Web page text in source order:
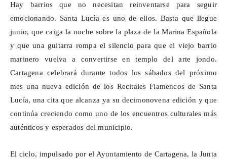
Hay barrios que no necesitan reinventarse para seguir
emocionando. Santa Lucía es uno de ellos. Basta que llegue
junio, que caiga la noche sobre la plaza de la Marina Española
y que una guitarra rompa el silencio para que el viejo barrio
marinero vuelva a convertirse en templo del arte jondo.
Cartagena celebrará durante todos los sábados del próximo
mes una nueva edición de los Recitales Flamencos de Santa
Lucía, una cita que alcanza ya su decimonovena edición y que
continúa creciendo como uno de los encuentros culturales más
auténticos y esperados del municipio.
El ciclo, impulsado por el Ayuntamiento de Cartagena, la Junta